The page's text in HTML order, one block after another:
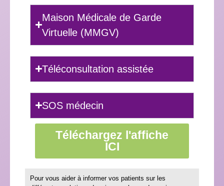
Maison Médicale de Garde
Virtuelle (MMGV)
Téléconsultation assistée
SOS médecin
Téléchargez l'affiche
ICI
Pour vous aider à informer vos patients sur les